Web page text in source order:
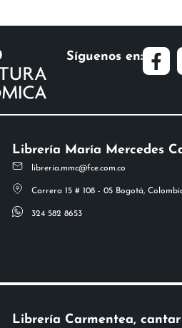
Síguenos en:
Librería María Mercedes
libreria.mmc@fce.com.co
Carrera 15 # 108 - 05 Bogotá,
324 582 8653
Librería Carmentea,